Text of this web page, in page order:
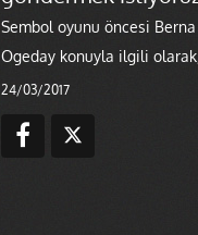
Sembol oyunu öncesi
Ogeday konuyla ilgili
24/03/2017